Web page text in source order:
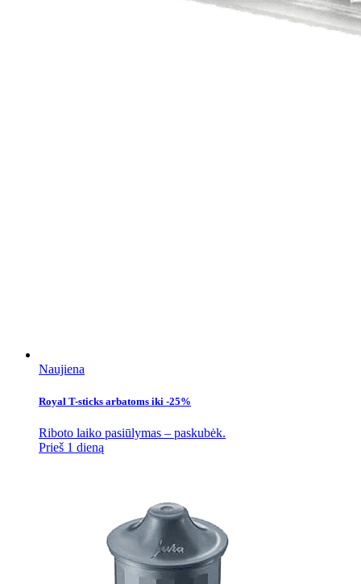
Naujiena
Royal T-sticks arbatoms iki -25%
Riboto laiko pasiūlymas – paskubėk.
Prieš 1 dieną